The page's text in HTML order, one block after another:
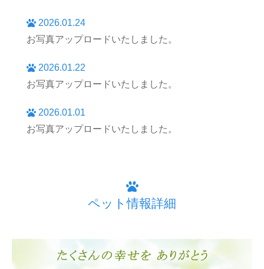
2026.01.24
お写真アップロードいたしました。
2026.01.22
お写真アップロードいたしました。
2026.01.01
お写真アップロードいたしました。
ペット情報詳細